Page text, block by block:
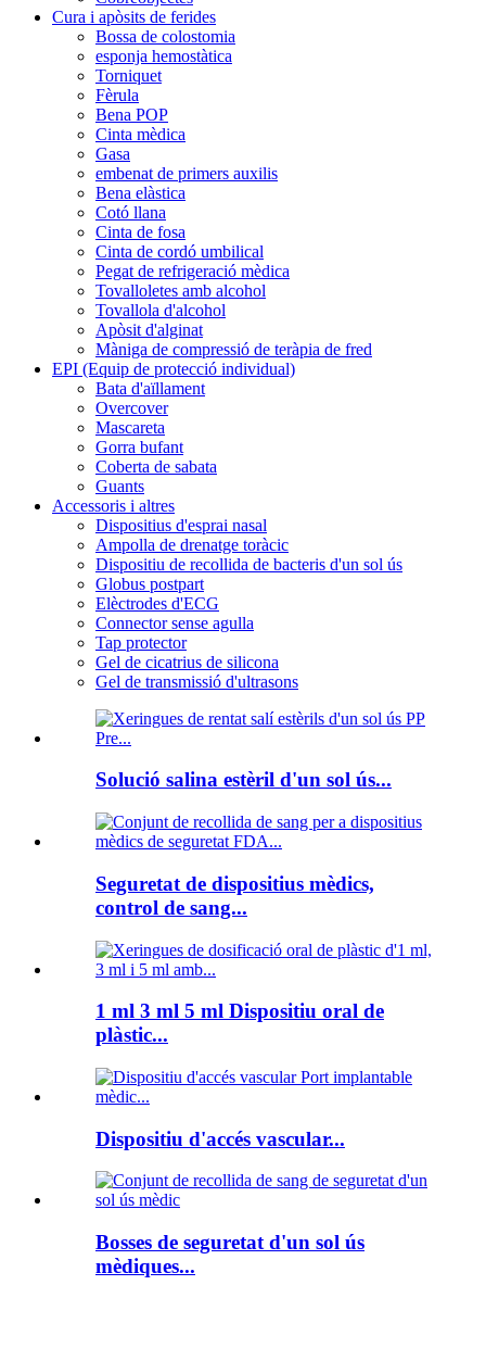
Cura i apòsits de ferides
Bossa de colostomia
esponja hemostàtica
Torniquet
Fèrula
Bena POP
Cinta mèdica
Gasa
embenat de primers auxilis
Bena elàstica
Cotó llana
Cinta de fosa
Cinta de cordó umbilical
Pegat de refrigeració mèdica
Tovalloletes amb alcohol
Tovallola d'alcohol
Apòsit d'alginat
Màniga de compressió de teràpia de fred
EPI (Equip de protecció individual)
Bata d'aïllament
Overcover
Mascareta
Gorra bufant
Coberta de sabata
Guants
Accessoris i altres
Dispositius d'esprai nasal
Ampolla de drenatge toràcic
Dispositiu de recollida de bacteris d'un sol ús
Globus postpart
Elèctrodes d'ECG
Connector sense agulla
Tap protector
Gel de cicatrius de silicona
Gel de transmissió d'ultrasons
Solució salina estèril d'un sol ús...
Seguretat de dispositius mèdics,
control de sang...
1 ml 3 ml 5 ml Dispositiu oral de
plàstic...
Dispositiu d'accés vascular...
Bosses de seguretat d'un sol ús
mèdiques...